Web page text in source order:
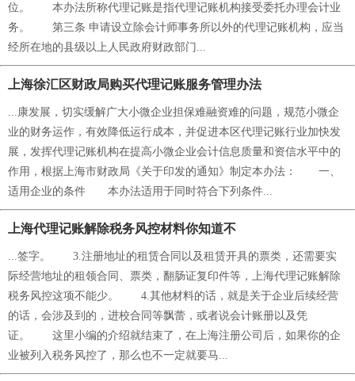
位。 本办法所称代理记账是指代理记账机构接受委托办理会计业
务。 第三条 申请设立除会计师事务所以外的代理记账机构，应当
经所在地的县级以上人民政府财政部门...
上海徐汇区财政局购买代理记账服务管理办法
...康发展，切实缓解广大小微企业担保难融资难的问题，规范小微企
业的财务运作，有效降低运行成本，并促进本区代理记账行业加快发
展，发挥代理记账机构在提高小微企业会计信息质量和资信水平中的
作用，根据上海市财政局《关于印发的通知》制定本办法： 一、
适用企业的条件 本办法适用于同时符合下列条件...
上海代理记账解除税务风控材料你知道不
...签字。 3.注册地址的租赁合同以及租赁开具的票类，还需要实
际经营地址的租领合同、票类，翻肠证复印件等，上海代理记账解除
税务风控这项不能少。 4.其他材料的话，就是关于企业后续经营
的话，会涉及到的，进校合同等飘蕾，或者说会计账册以及凭
证。 这里小编的介绍就结束了，在上海注册公司后，如果你的企
业被列入税务风控了，那么也不一定就要马...